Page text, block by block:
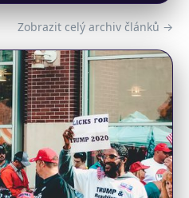
Zobrazit celý archiv článků →